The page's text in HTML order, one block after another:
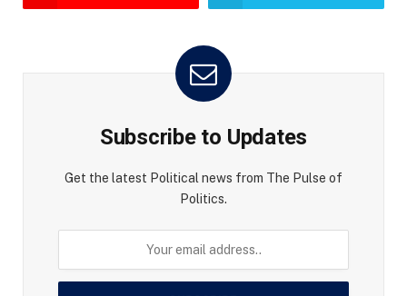
Subscribe to Updates
Get the latest Political news from The Pulse of
Politics.